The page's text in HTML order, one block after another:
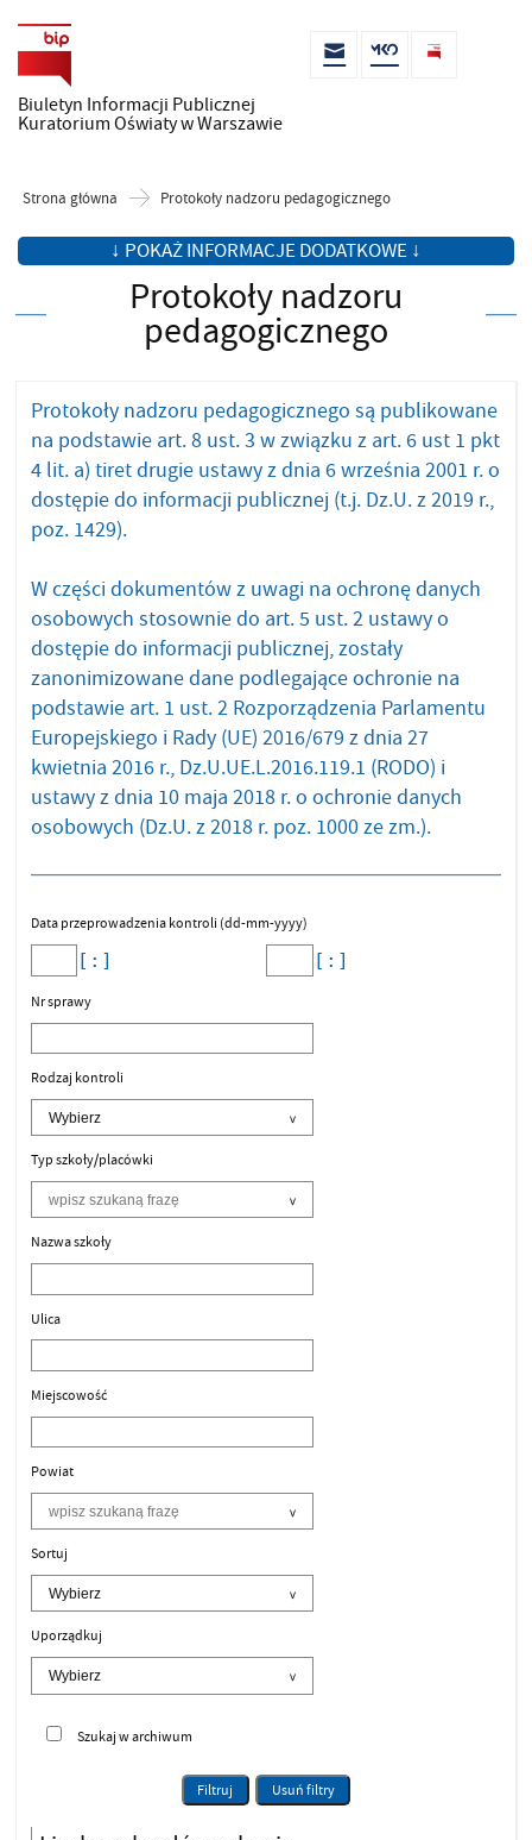
Biuletyn Informacji Publicznej
Kuratorium Oświaty w Warszawie
Strona główna Protokoły nadzoru pedagogicznego
↓ POKAŻ INFORMACJE DODATKOWE ↓
Protokoły nadzoru
pedagogicznego
Protokoły nadzoru pedagogicznego są publikowane
na podstawie art. 8 ust. 3 w związku z art. 6 ust 1 pkt
4 lit. a) tiret drugie ustawy z dnia 6 września 2001 r. o
dostępie do informacji publicznej (t.j. Dz.U. z 2019 r.,
poz. 1429).
W części dokumentów z uwagi na ochronę danych
osobowych stosownie do art. 5 ust. 2 ustawy o
dostępie do informacji publicznej, zostały
zanonimizowane dane podlegające ochronie na
podstawie art. 1 ust. 2 Rozporządzenia Parlamentu
Europejskiego i Rady (UE) 2016/679 z dnia 27
kwietnia 2016 r., Dz.U.UE.L.2016.119.1 (RODO) i
ustawy z dnia 10 maja 2018 r. o ochronie danych
osobowych (Dz.U. z 2018 r. poz. 1000 ze zm.).
Data przeprowadzenia kontroli (dd-mm-yyyy)
Nr sprawy
Rodzaj kontroli
Typ szkoły/placówki
Nazwa szkoły
Ulica
Miejscowość
Powiat
Sortuj
Uporządkuj
Szukaj w archiwum
Filtruj Usuń filtry